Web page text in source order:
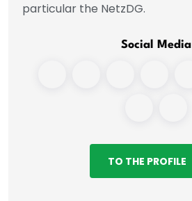
particular the NetzDG.
Social Media
TO THE PROFILE